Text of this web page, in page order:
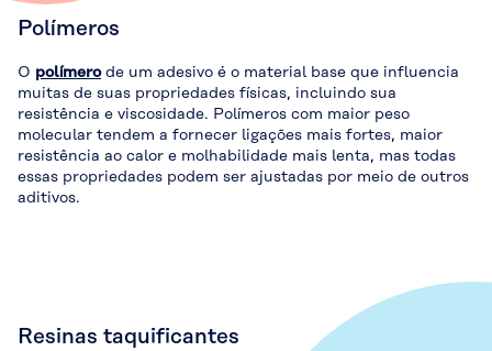
Polímeros
O polímerode um adesivo é o material base que influencia
muitas de suas propriedades físicas, incluindo sua
resistência e viscosidade. Polímeros com maior peso
molecular tendem a fornecer ligações mais fortes, maior
resistência ao calor e molhabilidade mais lenta, mas todas
essas propriedades podem ser ajustadas por meio de outros
aditivos.
Resinas taquificantes